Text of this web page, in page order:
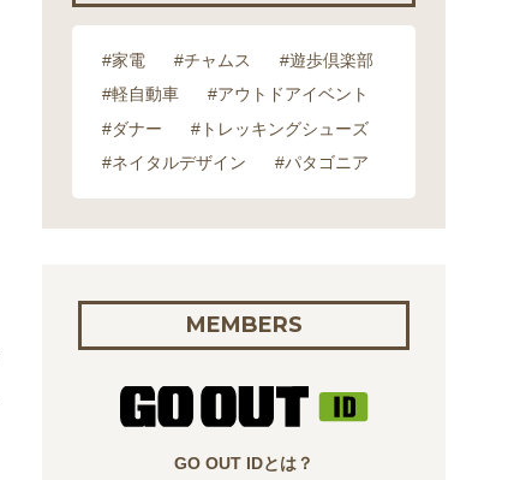
#家電 #チャムス
#遊歩倶楽部
#軽自動車
#アウトドアイベント
#ダナー
#トレッキングシューズ
#ネイタルデザイン
#パタゴニア
MEMBERS
GO OUT IDとは？